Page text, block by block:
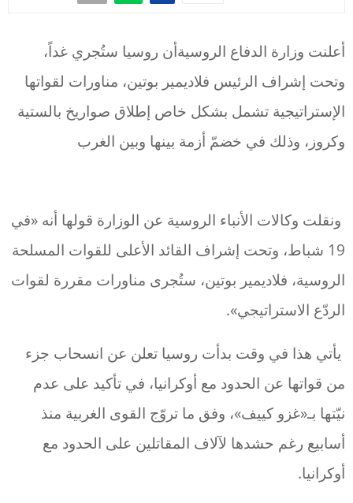
أعلنت وزارة الدفاع الروسيةأن روسيا ستُجري غداً،
وتحت إشراف الرئيس فلاديمير بوتين، مناورات لقواتها
الإستراتيجية تشمل بشكل خاص إطلاق صواريخ بالستية
وكروز، وذلك في خضمّ أزمة بينها وبين الغرب
ونقلت وكالات الأنباء الروسية عن الوزارة قولها أنه «في
19 شباط، وتحت إشراف القائد الأعلى للقوات المسلحة
الروسية، فلاديمير بوتين، ستُجرى مناورات مقررة لقوات
الردّع الاستراتيجي».
يأتي هذا في وقت بدأت روسيا تعلن عن انسحاب جزء
من قواتها عن الحدود مع أوكرانيا، في تأكيد على عدم
نيّتها بـ«غزو كييف»، وفق ما تروّج القوى الغربية منذ
أسابيع رغم حشدها لآلاف المقاتلين على الحدود مع
أوكرانيا.